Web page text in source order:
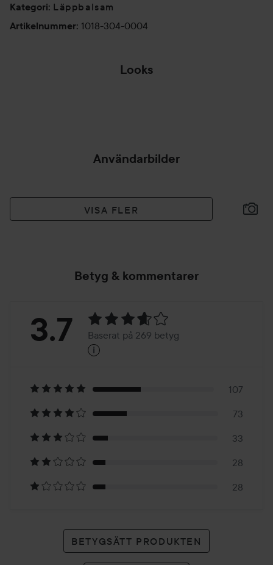
Kategori: Läppbalsam
Artikelnummer: 1018-304-0004
Looks
Användarbilder
VISA FLER
Betyg & kommentarer
Betyg:
Baserat
på
269
betyg
3.7 Baserat på 269 betyg
i
107
73
33
28
28
BETYGSÄTT PRODUKTEN